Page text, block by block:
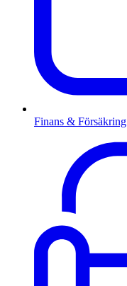
Finans & Försäkring